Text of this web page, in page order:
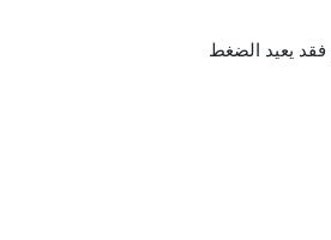
بشكل واضح فقد يعيد الضغط